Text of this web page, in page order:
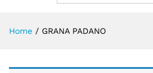
Home / GRANA PADANO